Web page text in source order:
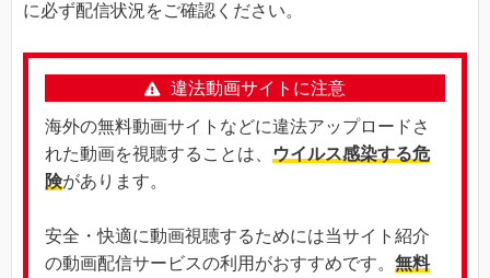
に必ず配信状況をご確認ください。
違法動画サイトに注意
海外の無料動画サイトなどに違法アップロードさ
れた動画を視聴することは、
ウイルス感染する危
険があります。
安全・快適に動画視聴するためには当サイト紹介
の動画配信サービスの利用がおすすめです。 無料